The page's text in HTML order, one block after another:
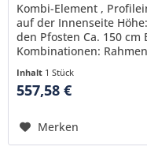
Kombi-Element ,
auf der Innenseite
den Pfosten Ca. 150
Kombinationen:
Inhalt 1 Stück
557,58 €
Merken